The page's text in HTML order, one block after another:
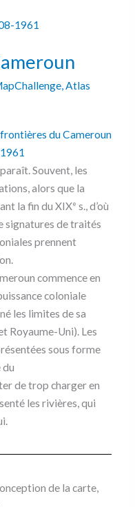
,Atlas
Souvent, les
alors que la
la fin du XIXe s., d’où
signatures de traités
prennent
commence en
coloniale
les limites de sa
Royaume-Uni). Les
sous forme
du
de trop charger en
les rivières, qui
de la carte,